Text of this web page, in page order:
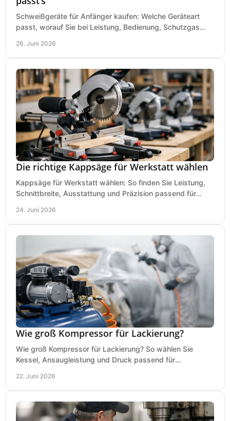
Schweißgeräte für Anfänger kaufen: Welche Geräteart
passt, worauf Sie bei Leistung, Bedienung, Schutzgas
26. Juni 2026
Die richtige Kappsäge für Werkstatt wählen
Kappsäge für Werkstatt wählen: So finden Sie Leistung,
Schnittbreite, Ausstattung und Präzision passend für
24. Juni 2026
Wie groß Kompressor für Lackierung?
Wie groß Kompressor für Lackierung? So wählen Sie
Kessel, Ansaugleistung und Druck passend für
22. Juni 2026